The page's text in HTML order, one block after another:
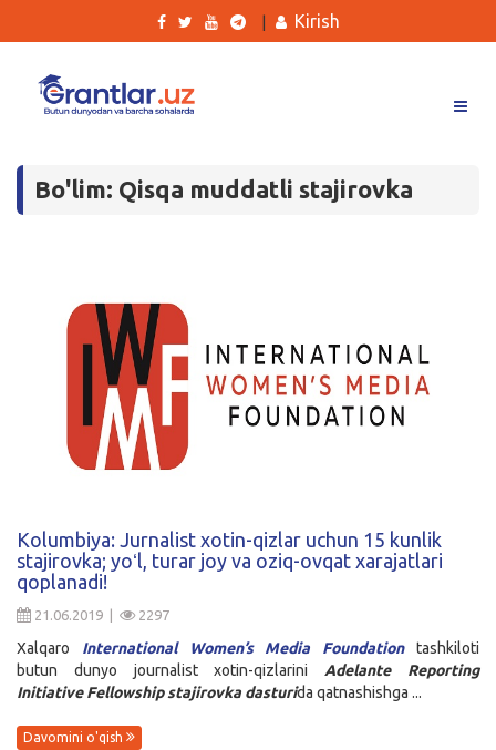
Tanlovlar
Kirish
Kirish
Bo'lim: Qisqa muddatli stajirovka
Kolumbiya: Jurnalist xotin-qizlar uchun 15 kunlik
stajirovka; yoʻl, turar joy va oziq-ovqat xarajatlari
qoplanadi!
21.06.2019 | 2297
Xalqaro International Women’s Media Foundationtashkiloti
butun dunyo journalist xotin-qizlarini Adelante Reporting
Initiative Fellowship stajirovka dasturida qatnashishga ...
Davomini o'qish